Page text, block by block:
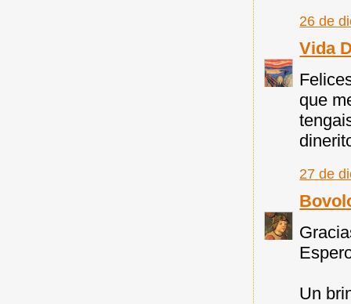
26 de
Vida
que
27 de
Un